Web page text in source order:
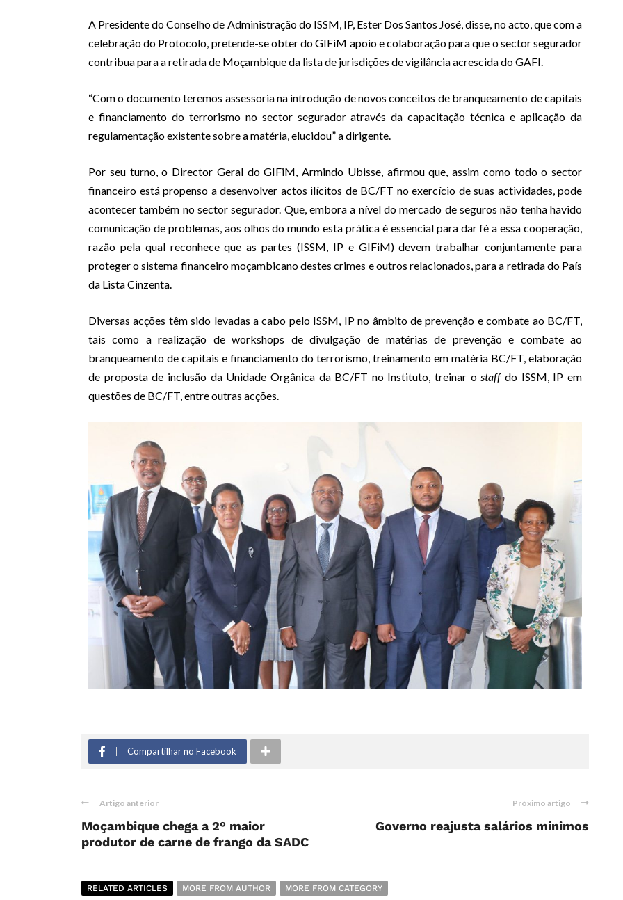
A Presidente do Conselho de Administração do ISSM, IP, Ester Dos Santos José, disse, no acto, que com a
celebração do Protocolo, pretende-se obter do GIFiM apoio e colaboração para que o sector segurador
contribua para a retirada de Moçambique da lista de jurisdições de vigilância acrescida do GAFI.
“Com o documento teremos assessoria na introdução de novos conceitos de branqueamento de capitais
e financiamento do terrorismo no sector segurador através da capacitação técnica e aplicação da
regulamentação existente sobre a matéria, elucidou” a dirigente.
Por seu turno, o Director Geral do GIFiM, Armindo Ubisse, afirmou que, assim como todo o sector
financeiro está propenso a desenvolver actos ilícitos de BC/FT no exercício de suas actividades, pode
acontecer também no sector segurador. Que, embora a nível do mercado de seguros não tenha havido
comunicação de problemas, aos olhos do mundo esta prática é essencial para dar fé a essa cooperação,
razão pela qual reconhece que as partes (ISSM, IP e GIFiM) devem trabalhar conjuntamente para
proteger o sistema financeiro moçambicano destes crimes e outros relacionados, para a retirada do País
da Lista Cinzenta.
Diversas acções têm sido levadas a cabo pelo ISSM, IP no âmbito de prevenção e combate ao BC/FT,
tais como a realização de workshops de divulgação de matérias de prevenção e combate ao
branqueamento de capitais e financiamento do terrorismo, treinamento em matéria BC/FT, elaboração
de proposta de inclusão da Unidade Orgânica da BC/FT no Instituto, treinar o staffdo ISSM, IP em
questões de BC/FT, entre outras acções.
Compartilhar no Facebook
Artigo anterior
Moçambique chega a 2° maior
produtor de carne de frango da SADC
Próximo artigo
Governo reajusta salários mínimos
RELATED ARTICLES MORE FROM AUTHOR MORE FROM CATEGORY